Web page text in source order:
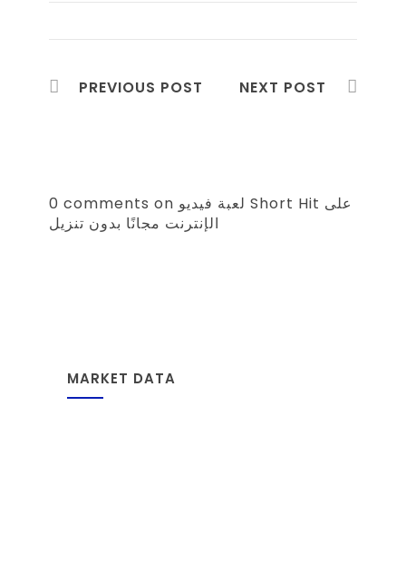
PREVIOUS POST NEXT POST
0 comments on لعبة فيديو Short Hit على
الإنترنت مجانًا بدون تنزيل
MARKET DATA